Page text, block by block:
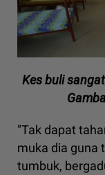
Kes buli
"Tak dapat
muka dia guna
tumbuk,